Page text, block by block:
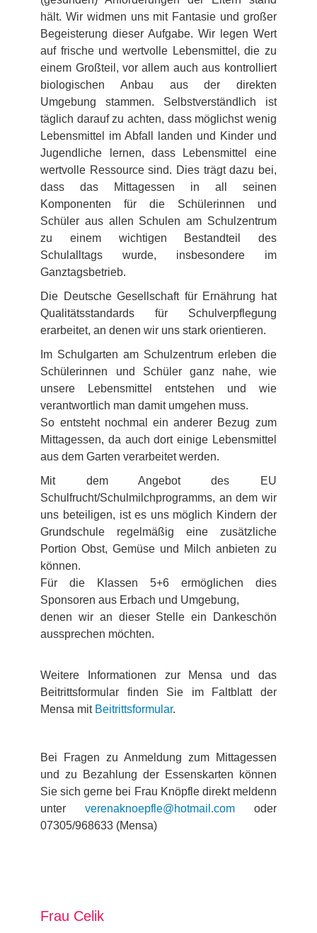
hält. Wir widmen uns mit Fantasie und großer
Begeisterung dieser Aufgabe. Wir legen Wert
auf frische und wertvolle Lebensmittel, die zu
einem Großteil, vor allem auch aus kontrolliert
biologischen Anbau aus der direkten
Umgebung stammen. Selbstverständlich ist
täglich darauf zu achten, dass möglichst wenig
Lebensmittel im Abfall landen und Kinder und
Jugendliche lernen, dass Lebensmittel eine
wertvolle Ressource sind. Dies trägt dazu bei,
dass das Mittagessen in all seinen
Komponenten für die Schülerinnen und
Schüler aus allen Schulen am Schulzentrum
zu einem wichtigen Bestandteil des
Schulalltags wurde, insbesondere im
Ganztagsbetrieb.
Die Deutsche Gesellschaft für Ernährung hat
Qualitätsstandards für Schulverpflegung
erarbeitet, an denen wir uns stark orientieren.
Im Schulgarten am Schulzentrum erleben die
Schülerinnen und Schüler ganz nahe, wie
unsere Lebensmittel entstehen und wie
verantwortlich man damit umgehen muss.
So entsteht nochmal ein anderer Bezug zum
Mittagessen, da auch dort einige Lebensmittel
aus dem Garten verarbeitet werden.
Mit dem Angebot des EU
Schulfrucht/Schulmilchprogramms, an dem wir
uns beteiligen, ist es uns möglich Kindern der
Grundschule regelmäßig eine zusätzliche
Portion Obst, Gemüse und Milch anbieten zu
können.
Für die Klassen 5+6 ermöglichen dies
Sponsoren aus Erbach und Umgebung,
denen wir an dieser Stelle ein Dankeschön
aussprechen möchten.
Weitere Informationen zur Mensa und das
Beitrittsformular finden Sie im Faltblatt der
Mensa mit Beitrittsformular.
Bei Fragen zu Anmeldung zum Mittagessen
und zu Bezahlung der Essenskarten können
Sie sich gerne bei Frau Knöpfle direkt meldenn
unter verenaknoepfle@hotmail.com oder
07305/968633 (Mensa)
Frau Celik